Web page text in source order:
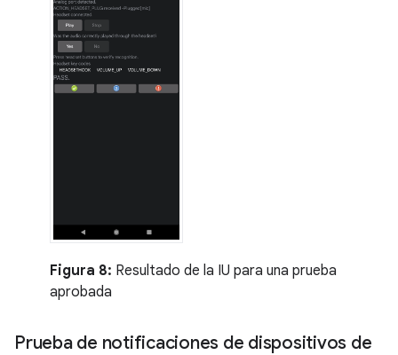
Figura 8: Resultado de la IU para una prueba
aprobada
Prueba de notificaciones de dispositivos de